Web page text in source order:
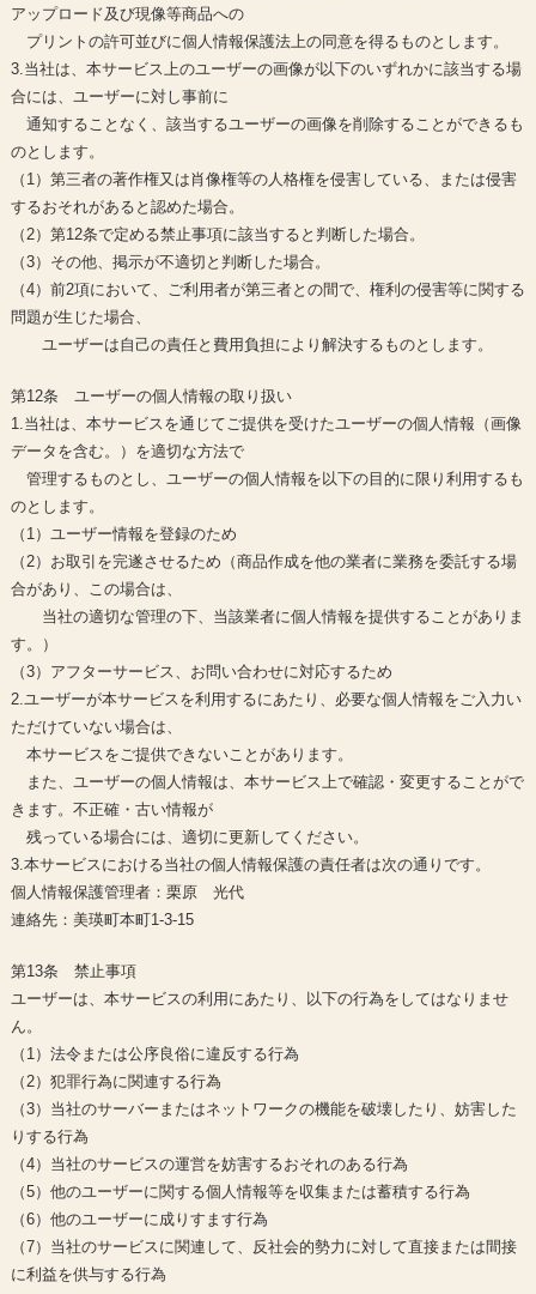
アップロード及び現像等商品への
プリントの許可並びに個人情報保護法上の同意を得るものとします。
3.当社は、本サービス上のユーザーの画像が以下のいずれかに該当する場
合には、ユーザーに対し事前に
通知することなく、該当するユーザーの画像を削除することができるも
のとします。
（1）第三者の著作権又は肖像権等の人格権を侵害している、または侵害
するおそれがあると認めた場合。
（2）第12条で定める禁止事項に該当すると判断した場合。
（3）その他、掲示が不適切と判断した場合。
（4）前2項において、ご利用者が第三者との間で、権利の侵害等に関する
問題が生じた場合、
ユーザーは自己の責任と費用負担により解決するものとします。
第12条 ユーザーの個人情報の取り扱い
1.当社は、本サービスを通じてご提供を受けたユーザーの個人情報（画像
データを含む。）を適切な方法で
管理するものとし、ユーザーの個人情報を以下の目的に限り利用するも
のとします。
（1）ユーザー情報を登録のため
（2）お取引を完遂させるため（商品作成を他の業者に業務を委託する場
合があり、この場合は、
当社の適切な管理の下、当該業者に個人情報を提供することがありま
す。）
（3）アフターサービス、お問い合わせに対応するため
2.ユーザーが本サービスを利用するにあたり、必要な個人情報をご入力い
ただけていない場合は、
本サービスをご提供できないことがあります。
また、ユーザーの個人情報は、本サービス上で確認・変更することがで
きます。不正確・古い情報が
残っている場合には、適切に更新してください。
3.本サービスにおける当社の個人情報保護の責任者は次の通りです。
個人情報保護管理者：栗原 光代
連絡先：美瑛町本町1-3-15
第13条 禁止事項
ユーザーは、本サービスの利用にあたり、以下の行為をしてはなりませ
ん。
（1）法令または公序良俗に違反する行為
（2）犯罪行為に関連する行為
（3）当社のサーバーまたはネットワークの機能を破壊したり、妨害した
りする行為
（4）当社のサービスの運営を妨害するおそれのある行為
（5）他のユーザーに関する個人情報等を収集または蓄積する行為
（6）他のユーザーに成りすます行為
（7）当社のサービスに関連して、反社会的勢力に対して直接または間接
に利益を供与する行為